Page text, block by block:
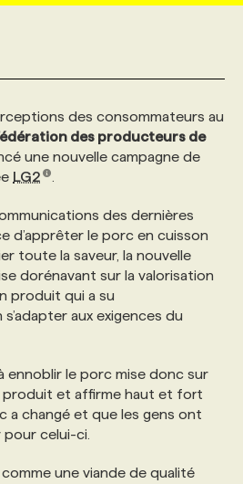
NOUS
NOUS
NOUS
DE FORMATIONS
NOS FORMATIONS
DE TÊTE
NOUS
des consommateurs au
des producteurs de
une nouvelle campagne de
LG2
des dernières
d’apprêter le porc en cuisson
toute la saveur, la nouvelle
dorénavant sur la valorisation
produit qui a su
aux exigences du
ennoblir le porc mise donc sur
et affirme haut et fort
a changé et que les gens ont
celui-ci.
une viande de qualité